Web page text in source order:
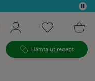
Hämta ut recept